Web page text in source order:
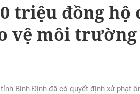
triệu đồng
vệ môi trường
Bình Định đã có quyết định xử phạt